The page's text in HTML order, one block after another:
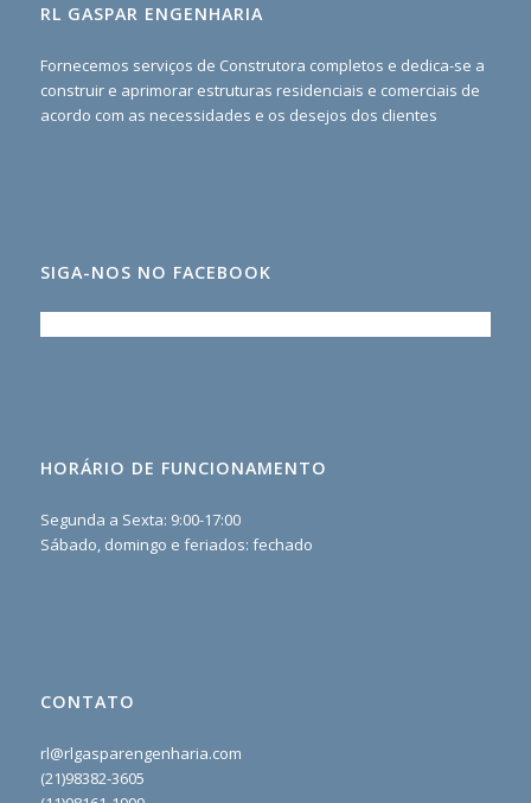
RL GASPAR ENGENHARIA
Fornecemos serviços de Construtora completos e dedica-se a
construir e aprimorar estruturas residenciais e comerciais de
acordo com as necessidades e os desejos dos clientes
SIGA-NOS NO FACEBOOK
HORÁRIO DE FUNCIONAMENTO
Segunda a Sexta: 9:00-17:00
Sábado, domingo e feriados: fechado
CONTATO
rl@rlgasparengenharia.com
(21)98382-3605